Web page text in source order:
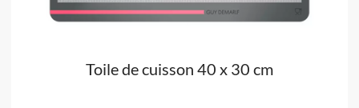
Toile de cuisson 40 x 30 cm